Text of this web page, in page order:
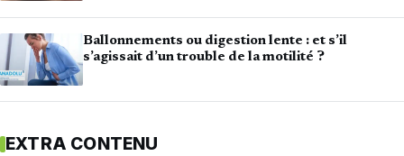
Ballonnements ou digestion lente : et s’il
s’agissait d’un trouble de la motilité ?
EXTRA CONTENU